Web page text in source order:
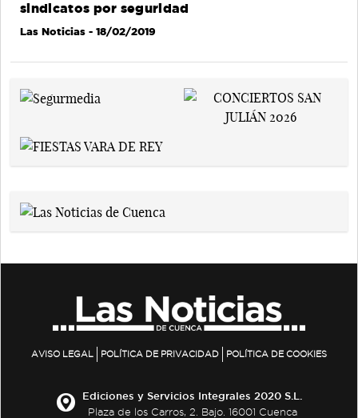
sindicatos por seguridad
Las Noticias - 18/02/2019
AVISO LEGAL POLÍTICA DE PRIVACIDAD POLÍTICA DE COOKIES
Ediciones y Servicios Integrales 2020 S.L.
Plaza de los Carros, 2. Bajo. 16001 Cuenca